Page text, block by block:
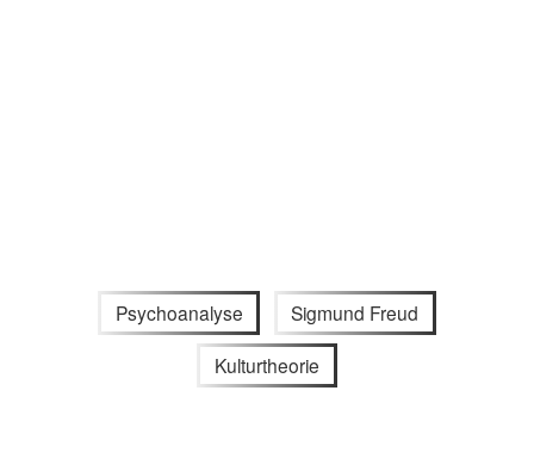
Psychoanalyse Sigmund Freud
Kulturtheorie